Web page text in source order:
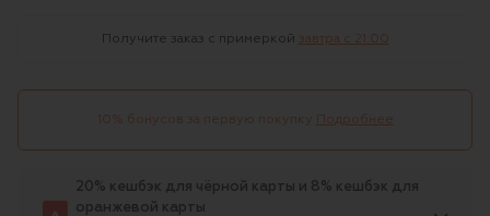
Получите заказ с примеркой завтра c 21:00
10% бонусов за первую покупку Подробнее
20% кешбэк для чёрной карты и 8% кешбэк для
оранжевой карты